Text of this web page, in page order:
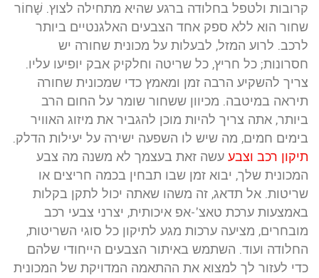
קרובות ולטפל בחלודה ברגע שהיא מתחילה לצוץ. שָׁחוֹר
שחור הוא ללא ספק אחד הצבעים האלגנטיים ביותר
לרכב. לרוע המזל, לבעלות על מכונית שחורה יש
חסרונות; כל חריץ, כל שריטה וחלקיק אבק יופיעו עליו.
צריך להשקיע הרבה זמן ומאמץ כדי שמכונית שחורה
תיראה במיטבה. מכיוון ששחור שומר על החום הרב
ביותר, אתה צריך להיות מוכן להגביר את מיזוג האוויר
בימים חמים, מה שיש לו השפעה ישירה על יעילות הדלק.
תיקון רכב וצבע עשה זאת בעצמך לא משנה מה צבע
המכונית שלך, יבוא זמן שבו תבחין בכמה חריצים או
שריטות. אל תדאג, זה משהו שאתה יכול לתקן בקלות
באמצעות ערכת טאצ'-אפ איכותית, יצרני צבעי רכב
מובחרים, מציעה ערכות מגע לתיקון כל סוגי השריטות,
החלודה ועוד. השתמש באיתור הצבעים הייחודי שלהם
כדי לעזור לך למצוא את ההתאמה המדויקת של המכונית